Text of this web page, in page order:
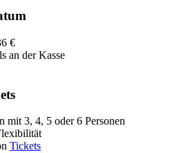
€
an der Kasse
mit 3, 4, 5 oder 6 Personen
Tickets